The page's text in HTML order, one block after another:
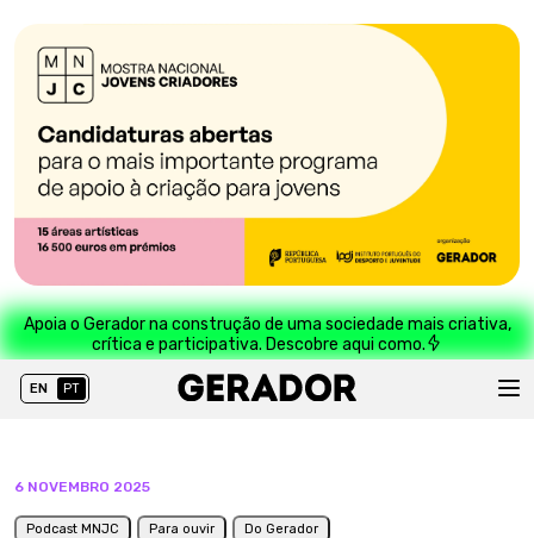
Apoia o Gerador na construção de uma sociedade mais criativa,
crítica e participativa. Descobre aqui como.
EN PT
6 NOVEMBRO 2025
Podcast MNJC Para ouvir Do Gerador